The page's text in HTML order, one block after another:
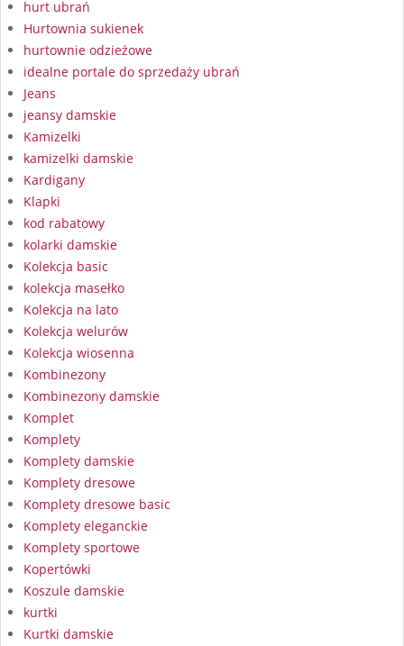
hurt ubrań
Hurtownia sukienek
hurtownie odzieżowe
idealne portale do sprzedaży ubrań
Jeans
jeansy damskie
Kamizelki
kamizelki damskie
Kardigany
Klapki
kod rabatowy
kolarki damskie
Kolekcja basic
kolekcja masełko
Kolekcja na lato
Kolekcja welurów
Kolekcja wiosenna
Kombinezony
Kombinezony damskie
Komplet
Komplety
Komplety damskie
Komplety dresowe
Komplety dresowe basic
Komplety eleganckie
Komplety sportowe
Kopertówki
Koszule damskie
kurtki
Kurtki damskie